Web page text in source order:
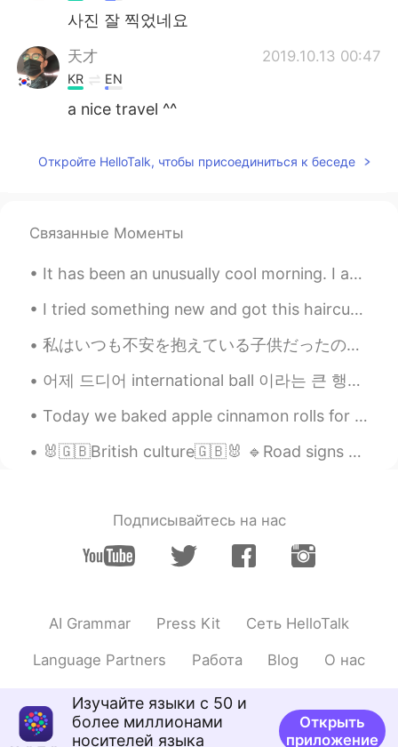
사진 잘 찍었네요
天才 2019.10.13 00:47
KR EN
a nice travel ^^
Откройте HelloTalk, чтобы присоединиться к беседе
Связанные Моменты
It has been an unusually cool morning. I am not complaining though. Back to work. Have a great Da...
I tried something new and got this haircut. It’s the first time in my life that I’ve had bangs. S...
私はいつも不安を抱えている子供だったので、自分を見つける唯一の方法は、可能な限り最悪の事を考えて身を置くことでした。 世界のすべての人に与える私の最大のアドバイスはこれです。 私たち...
어제 드디어 international ball 이라는 큰 행사에 갔다왔어여~~ 기대 엄청 했는데 벌꺼 없었어요ㅋㄱㅋㄲㅋㅋㅋ *이 드레스 너무 맘에 들어요~~ 특히 뒤ㅎㅎ 근데...
Today we baked apple cinnamon rolls for the fall times. Dessert of the day at the kitchen. It sme...
🐰🇬🇧British culture🇬🇧🐰 🔹Road signs will show distance in yards and miles. 🔹We drive on the left....
Подписывайтесь на нас
AI Grammar Press Kit Сеть HelloTalk
Language Partners Работа Blog О нас
Изучайте языки с 50 и
более миллионами
носителей языка
Открыть
приложение